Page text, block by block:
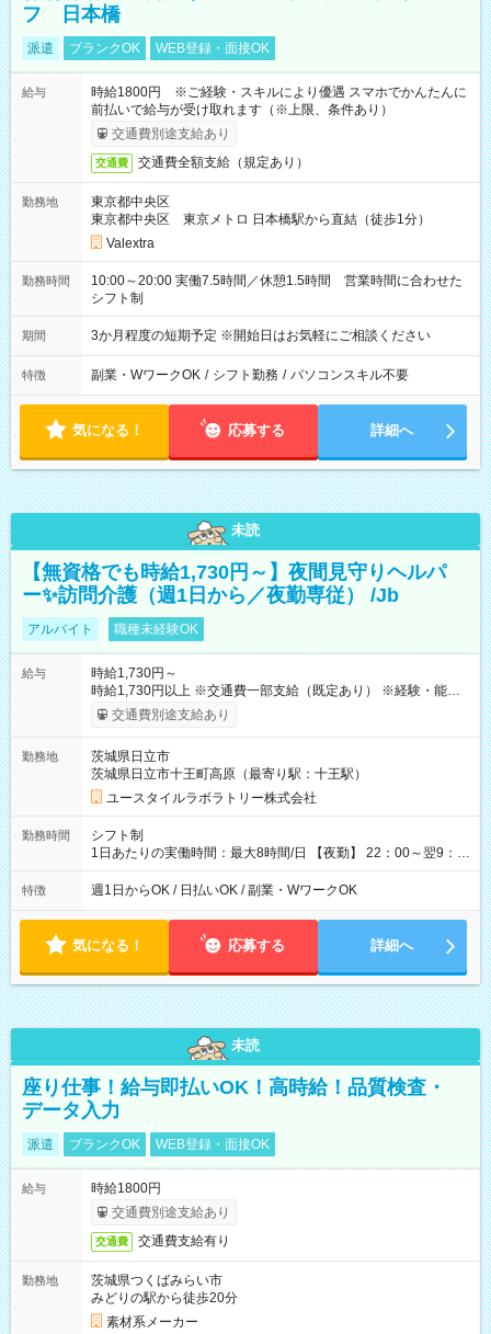
フ 日本橋
派遣 ブランクOK WEB登録・面接OK
給与
時給1800円 ※ご経験・スキルにより優遇 スマホでかんたんに
前払いで給与が受け取れます（※上限、条件あり）
交通費別途支給あり
交通費 交通費全額支給（規定あり）
勤務地
東京都中央区
東京都中央区 東京メトロ 日本橋駅から直結（徒歩1分）
Valextra
勤務時間
10:00～20:00 実働7.5時間／休憩1.5時間 営業時間に合わせた
シフト制
期間 3か月程度の短期予定 ※開始日はお気軽にご相談ください
特徴 副業・WワークOK / シフト勤務 / パソコンスキル不要
気になる！ 応募する 詳細へ
未読
【無資格でも時給1,730円～】夜間見守りヘルパ
ー✨訪問介護（週1日から／夜勤専従） /Jb
アルバイト 職種未経験OK
給与
時給1,730円～
時給1,730円以上 ※交通費一部支給（既定あり） ※経験・能力を
考慮して決定します 【収入例】 週1回勤務の場合：1,730円×8時
間×4回=5万5,360円 週3回勤務の場合：1,730円×8時間×12回
月 ※ 雇用形態と給与に、本採用時と異なる部分があります。 雇
用形態：本採用時と同じです。 給与：時給 1,510円以上
交通費別途支給あり
勤務地
茨城県日立市
茨城県日立市十王町高原（最寄り駅：十王駅）
ユースタイルラボラトリー株式会社
勤務時間
シフト制
1日あたりの実働時間：最大8時間/日 【夜勤】 22：00～翌9：
00 ※週1日～OK ／ 夜勤専従 ＊＊ 勤務時間例 ＊＊ ■22時か
ら翌7時 ■23時から翌8時 ■24時から翌9時 など ※上記の時間
ます。 ※曜日固定（毎週同じ曜日での勤務となります）
特徴 週1日からOK / 日払いOK / 副業・WワークOK
気になる！ 応募する 詳細へ
未読
座り仕事！給与即払いOK！高時給！品質検査・
データ入力
派遣 ブランクOK WEB登録・面接OK
給与
時給1800円
交通費別途支給あり
交通費 交通費支給有り
勤務地
茨城県つくばみらい市
みどりの駅から徒歩20分
素材系メーカー